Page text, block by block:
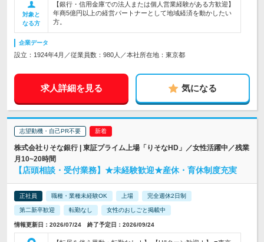
対象と
なる方
【銀行・信用金庫での法人または個人営業経験がある方歓迎】
年商5億円以上の経営パートナーとして地域経済を動かしたい
方。
企業データ
設立：1924年4月／従業員数：980人／本社所在地：東京都
求人詳細を見る 気になる
志望動機・自己PR不要
株式会社りそな銀行 | 東証プライム上場「りそなHD」／女性活躍中／残業
月10~20時間
【店頭相談・受付業務】★未経験歓迎★産休・育休制度充実
正社員 職種・業種未経験OK 上場 完全週休2日制
第二新卒歓迎 転勤なし 女性のおしごと掲載中
情報更新日：2026/07/24 終了予定日：2026/09/24